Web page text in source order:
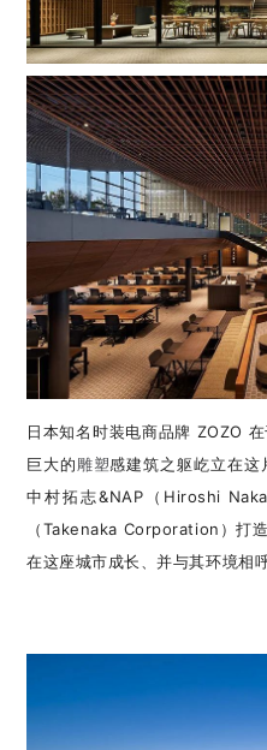
日本知名时装电商品牌 ZOZO
巨大的雕塑感建筑之躯屹立在这
中村拓志&NAP（Hiroshi
（Takenaka Corporation）打
在这座城市成长、并与其环境相呼